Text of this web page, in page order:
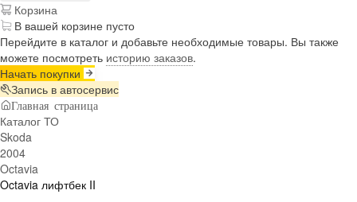
Корзина
В вашей корзине пусто
Перейдите в каталог и добавьте необходимые товары. Вы также
можете посмотреть историю заказов.
Начать покупки
Запись в автосервис
Главная страница
Каталог ТО
Skoda
2004
Octavia
Octavia лифтбек II